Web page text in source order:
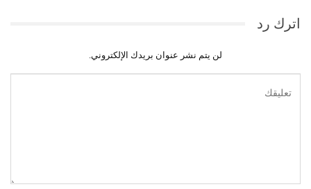
اترك رد
لن يتم نشر عنوان بريدك الإلكتروني.